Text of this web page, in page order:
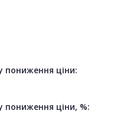
пониження ціни:
пониження ціни, %: